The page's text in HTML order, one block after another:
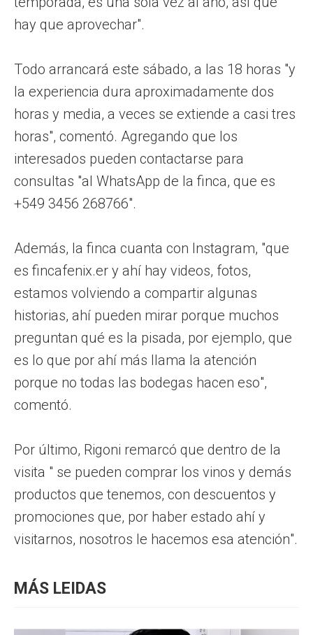
hay que aprovechar".
Todo arrancará este sábado, a las 18 horas "y
la experiencia dura aproximadamente dos
horas y media, a veces se extiende a casi tres
horas", comentó. Agregando que los
interesados pueden contactarse para
consultas "al WhatsApp de la finca, que es
+549 3456 268766".
Además, la finca cuanta con Instagram, "que
es fincafenix.er y ahí hay videos, fotos,
estamos volviendo a compartir algunas
historias, ahí pueden mirar porque muchos
preguntan qué es la pisada, por ejemplo, que
es lo que por ahí más llama la atención
porque no todas las bodegas hacen eso",
comentó.
Por último, Rigoni remarcó que dentro de la
visita " se pueden comprar los vinos y demás
productos que tenemos, con descuentos y
promociones que, por haber estado ahí y
visitarnos, nosotros le hacemos esa atención".
MÁS LEIDAS